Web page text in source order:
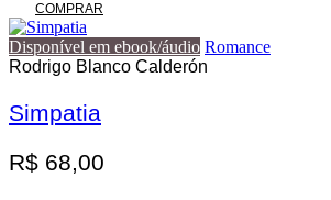
do
produto
COMPRAR
Disponível em ebook/áudio Romance
Rodrigo Blanco Calderón
Simpatia
R$ 68,00